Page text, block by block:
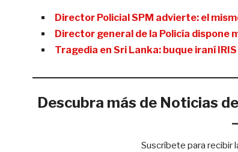
Director Policial SPM advierte: el
Director general de la Policía dispone
Tragedia en Sri Lanka: buque iraní
Descubra más de Noticias
Suscríbete para recibir